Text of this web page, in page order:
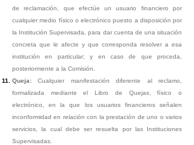
de reclamación, que efectúe un usuario financiero por
cualquier medio físico o electrónico puesto a disposición por
la Institución Supervisada, para dar cuenta de una situación
concreta que le afecte y que corresponda resolver a esa
institución en particular; y en caso de que proceda,
posteriormente a la Comisión.
Queja: Cualquier manifestación diferente al reclamo,
formalizada mediante el Libro de Quejas, físico o
electrónico, en la que los usuarios financieros señalen
inconformidad en relación con la prestación de uno o varios
servicios, la cual debe ser resuelta por las Instituciones
Supervisadas.